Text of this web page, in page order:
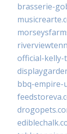
brasserie-
official-kelly-
bbq-empire-